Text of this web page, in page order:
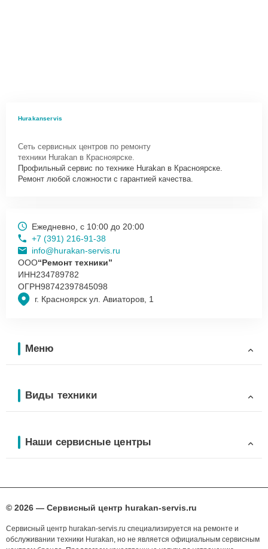
Hurakanservis
Сеть сервисных центров по ремонту
техники Hurakan в Красноярске.
Профильный сервис по технике Hurakan в Красноярске.
Ремонт любой сложности с гарантией качества.
г. Красноярск ул. Авиаторов, 1
Ежедневно, с 10:00 до 20:00
+7 (391) 216-91-38
info@hurakan-servis.ru
ООО“Ремонт техники”
ИНН234789782
ОГРН98742397845098
Меню
Виды техники
Наши сервисные центры
© 2026 — Сервисный центр hurakan-servis.ru
Сервисный центр hurakan-servis.ru специализируется на ремонте и
обслуживании техники Hurakan, но не является официальным сервисным